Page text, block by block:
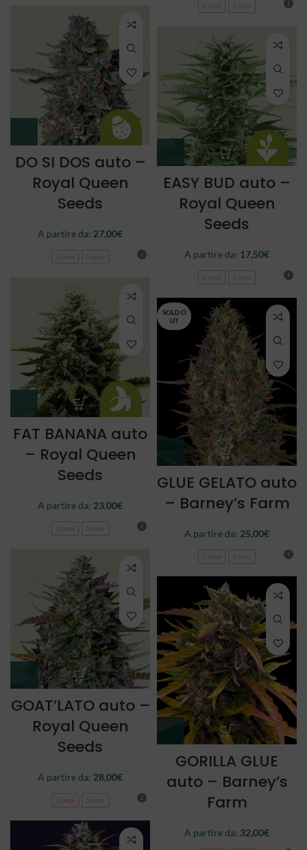
DO SI DOS auto –
Royal Queen
Seeds
A partire da: 27,00€
EASY BUD auto –
Royal Queen
Seeds
A partire da: 17,50€
FAT BANANA auto
– Royal Queen
Seeds
A partire da: 23,00€
SOLD O
UT
GLUE GELATO auto
– Barney’s Farm
A partire da: 25,00€
GOAT’LATO auto –
Royal Queen
Seeds
A partire da: 28,00€
3 semi
GORILLA GLUE
auto – Barney’s
Farm
A partire da: 32,00€